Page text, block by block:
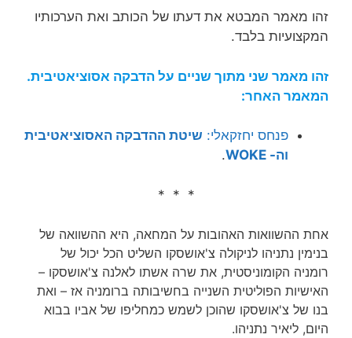
זהו מאמר המבטא את דעתו של הכותב ואת הערכותיו
המקצועיות בלבד.
זהו מאמר שני מתוך שניים על הדבקה אסוציאטיבית.
המאמר האחר:
פנחס יחזקאלי: שיטת ההדבקה האסוציאטיבית
וה- WOKE
.
* * *
אחת ההשוואות האהובות על המחאה, היא ההשוואה של
בנימין נתניהו לניקולה צ'אושסקו השליט הכל יכול של
רומניה הקומוניסטית, את שרה אשתו לאלנה צ'אושסקו –
האישיות הפוליטית השנייה בחשיבותה ברומניה אז – ואת
בנו של צ'אושסקו שהוכן לשמש כמחליפו של אביו בבוא
היום, ליאיר נתניהו.